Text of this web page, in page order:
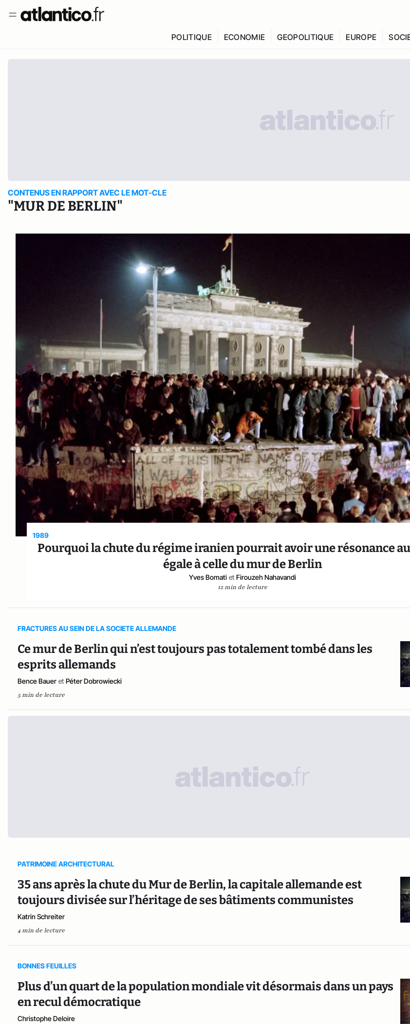
POLITIQUE ECONOMIE GEOPOLITIQUE EUROPE
CONTENUS EN RAPPORT AVEC LE MOT-CLE
"MUR DE BERLIN"
1989
Pourquoi la chute du régime iranien pourrait avoir une résonance
égale à celle du mur de Berlin
Yves Bomati et Firouzeh Nahavandi
12 min de lecture
FRACTURES AU SEIN DE LA SOCIETE ALLEMANDE
Ce mur de Berlin qui n’est toujours pas totalement tombé dans les
esprits allemands
Bence Bauer et Péter Dobrowiecki
5 min de lecture
PATRIMOINE ARCHITECTURAL
35 ans après la chute du Mur de Berlin, la capitale allemande est
toujours divisée sur l’héritage de ses bâtiments communistes
Katrin Schreiter
4 min de lecture
BONNES FEUILLES
Plus d’un quart de la population mondiale vit désormais dans un pays
en recul démocratique
Christophe Deloire